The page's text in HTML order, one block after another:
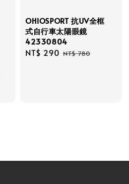
OHIOSPORT 抗UV全框
式自行車太陽眼鏡
42330804
Sale
NT$ 290 Regular
NT$ 780